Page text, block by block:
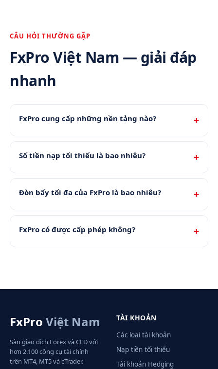
CÂU HỎI THƯỜNG GẶP
FxPro Việt Nam — giải đáp
nhanh
FxPro cung cấp những nền tảng nào?
Số tiền nạp tối thiểu là bao nhiêu?
Đòn bẩy tối đa của FxPro là bao nhiêu?
FxPro có được cấp phép không?
FxPro Việt Nam
Sàn giao dịch Forex và CFD với
hơn 2.100 công cụ tài chính
trên MT4, MT5 và cTrader.
TÀI KHOẢN
Các loại tài khoản
Nạp tiền tối thiểu
Tài khoản Hedging